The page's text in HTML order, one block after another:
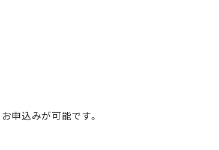
申込みが可能です。